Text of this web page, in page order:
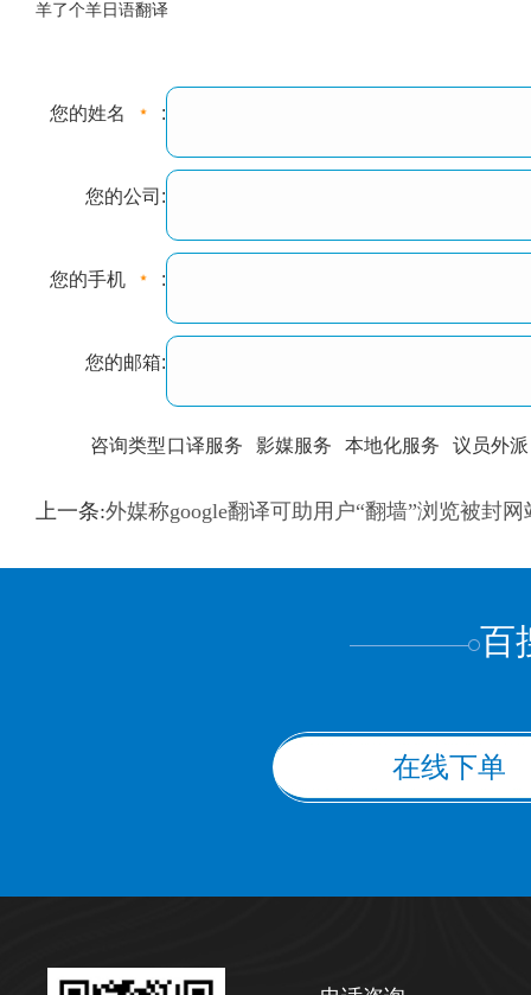
羊了个羊日语翻译
您的姓名 :
您的公司:
您的手机 :
您的邮箱:
咨询类型口译服务 影媒服务 本地化服务 议员外派
训翻译 标准级 专业级 出版级 证件内容
上一条:外媒称google翻译可助用户“翻墙”浏览被封网
百
在线下单